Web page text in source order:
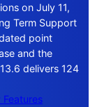
on July 11,
Term Support
point
and the
delivers 124
Features